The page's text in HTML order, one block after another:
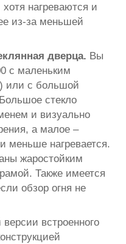
нагреваются и
из-за меньшей
дверца. Вы
с маленьким
или с большой
стекло
и визуально
а малое –
меньше нагревается.
жаростойким
Также имеется
обзор огня не
встроенного